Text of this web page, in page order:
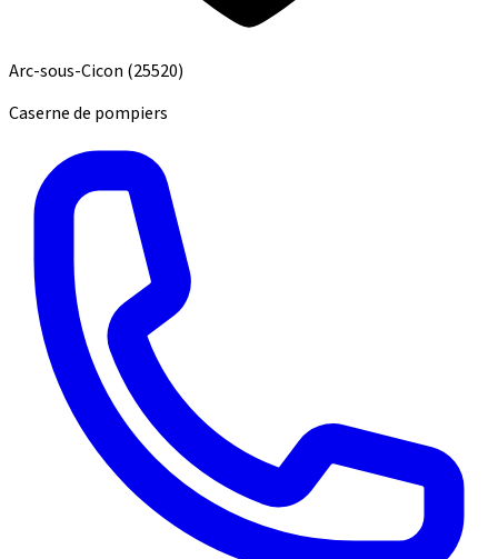
Arc-sous-Cicon (25520)
Caserne de pompiers